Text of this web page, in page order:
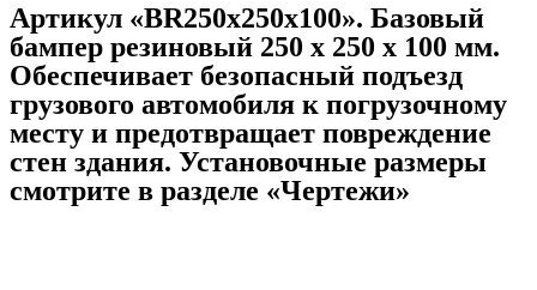
Артикул «BR250x250x100». Базовый
бампер резиновый 250 х 250 х 100 мм.
Обеспечивает безопасный подъезд
грузового автомобиля к погрузочному
месту и предотвращает повреждение
стен здания. Установочные размеры
смотрите в разделе «Чертежи»